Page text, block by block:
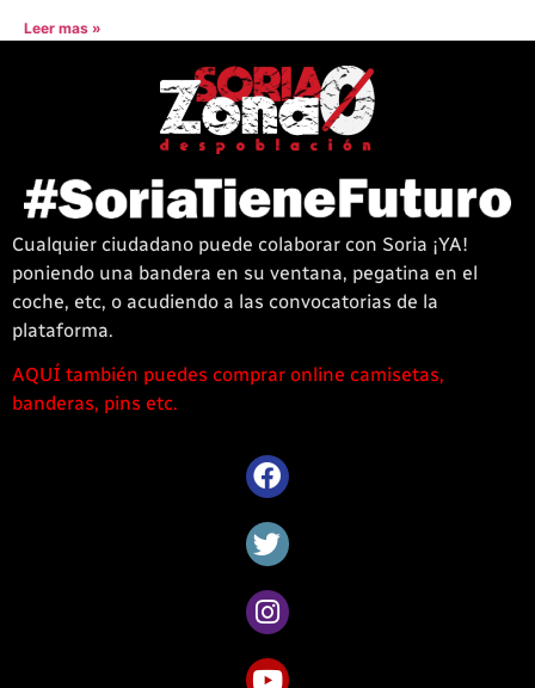
Leer mas »
Cualquier ciudadano puede colaborar con Soria ¡YA!
poniendo una bandera en su ventana, pegatina en el
coche, etc, o acudiendo a las convocatorias de la
plataforma.
1win
casino
AQUÍ también puedes comprar online camisetas,
banderas, pins etc.